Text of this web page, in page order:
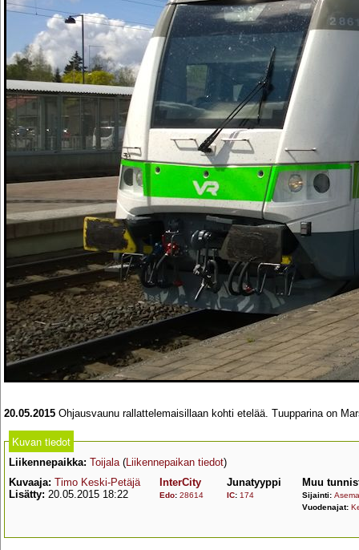
20.05.2015 Ohjausvaunu rallattelemaisillaan kohti etelää. Tuupparina on
Kuvan tiedot
Liikennepaikka: Toijala(Liikennepaikan tiedot)
Kuvaaja: Timo Keski-Petäjä
Lisätty: 20.05.2015 18:22
InterCity
Edo: 28614
Junatyyppi
IC: 174
Muu
Sijainti:
Vuodenajat: